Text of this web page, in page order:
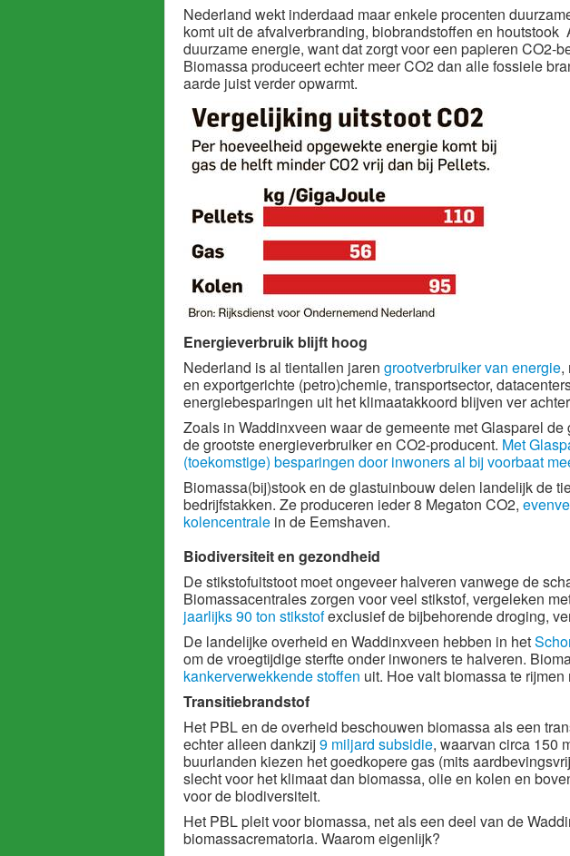
Nederland wekt inderdaad maar enkele procenten
komt uit de afvalverbranding, biobrandstoffen en
duurzame energie, want dat zorgt voor een papieren CO2-
Biomassa produceert echter meer CO2 dan alle fossiele
aarde juist verder opwarmt.
Energieverbruik blijft hoog
Nederland is al tientallen jaren grootverbruiker van energie,
en exportgerichte (petro)chemie, transportsector,
energiebesparingen uit het klimaatakkoord blijven ver
Zoals in Waddinxveen waar de gemeente met Glasparel
de grootste energieverbruiker en CO2-producent. Met
(toekomstige) besparingen door inwoners al bij voorbaat
Biomassa(bij)stook en de glastuinbouw delen landelijk de
bedrijfstakken. Ze produceren ieder 8 Megaton CO2,
kolencentrale in de Eemshaven.
Biodiversiteit en gezondheid
De stikstofuitstoot moet ongeveer halveren vanwege de
Biomassacentrales zorgen voor veel stikstof, vergeleken
jaarlijks 90 ton stikstofexclusief de bijbehorende droging,
De landelijke overheid en Waddinxveen hebben in het
om de vroegtijdige sterfte onder inwoners te halveren.
kankerverwekkende stoffen uit. Hoe valt biomassa te
Transitiebrandstof
Het PBL en de overheid beschouwen biomassa als een
echter alleen dankzij9 miljard subsidie, waarvan circa 150
buurlanden kiezen het goedkopere gas (mits
slecht voor het klimaat dan biomassa, olie en kolen en
voor de biodiversiteit.
Het PBL pleit voor biomassa, net als een deel van de
biomassacrematoria. Waarom eigenlijk?